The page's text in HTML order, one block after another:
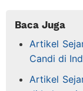
Baca Juga
Artikel
Candi di
Artikel